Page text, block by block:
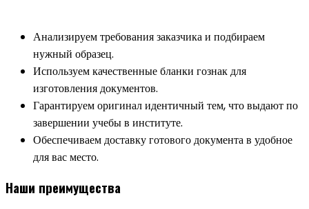
Анализируем требования заказчика и подбираем
нужный образец.
Используем качественные бланки гознак для
изготовления документов.
Гарантируем оригинал идентичный тем, что выдают по
завершении учебы в институте.
Обеспечиваем доставку готового документа в удобное
для вас место.
Наши преимущества